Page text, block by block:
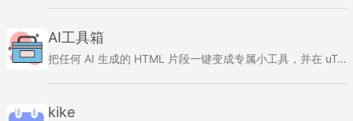
AI工具箱
把任何 AI 生成的 HTML 片段一键变成专属小工具，并在 uTools 内直接聊天、调试、永久收藏。
kike